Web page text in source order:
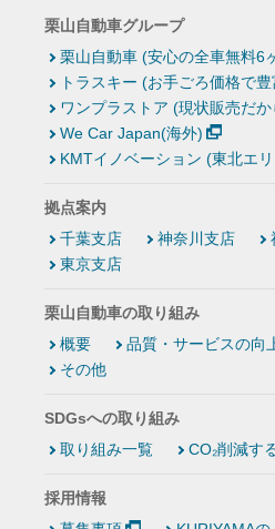
栗山自動車グループ
栗山自動車 (安心の全車無料6
トラスキー (お手ごろ価格で
ワンプラストア (現状販売だ
We Car Japan(海外)
KMTイノベーション (東北エ
拠点案内
千葉支店
神奈川支店
東京支店
栗山自動車の取り組み
概要
品質・サービスの向
その他
SDGsへの取り組み
取り組み一覧
CO₂削減す
採用情報